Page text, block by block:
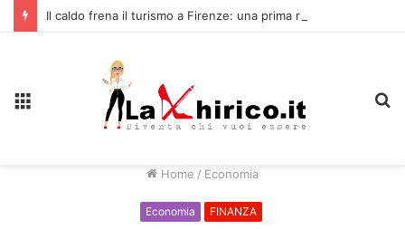
Home / Economia
Economia FINANZA